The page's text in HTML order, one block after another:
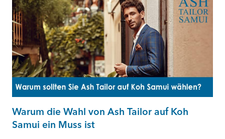
Warum die Wahl von Ash Tailor auf Koh
Samui ein Muss ist